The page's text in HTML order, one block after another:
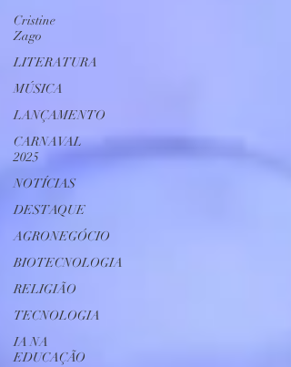
Cristine
Zago
LITERATURA
MÚSICA
LANÇAMENTO
CARNAVAL
2025
NOTÍCIAS
DESTAQUE
AGRONEGÓCIO
BIOTECNOLOGIA
RELIGIÃO
TECNOLOGIA
IA NA
EDUCAÇÃO